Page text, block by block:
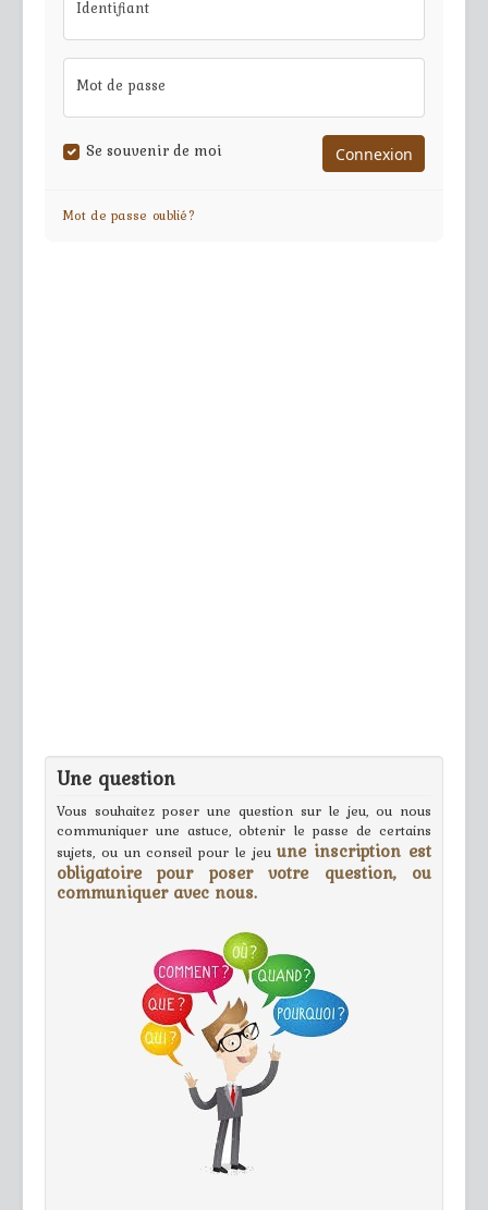
Identifiant
Mot de passe
Se souvenir de moi
Mot de passe oublié?
Une question
Vous souhaitez poser une question sur le jeu, ou nous
communiquer une astuce, obtenir le passe de certains
sujets, ou un conseil pour le jeuune inscription est
obligatoire pour poser votre question, ou
communiquer avec nous.